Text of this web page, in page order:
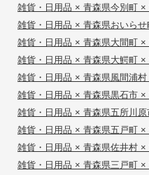
雑貨・日用品 × 青森県今別町 ×
雑貨・日用品 × 青森県おいら
雑貨・日用品 × 青森県大間町 ×
雑貨・日用品 × 青森県大鰐町 ×
雑貨・日用品 × 青森県風間浦
雑貨・日用品 × 青森県黒石市 ×
雑貨・日用品 × 青森県五所川
雑貨・日用品 × 青森県五戸町 ×
雑貨・日用品 × 青森県佐井村 ×
雑貨・日用品 × 青森県三戸町 ×